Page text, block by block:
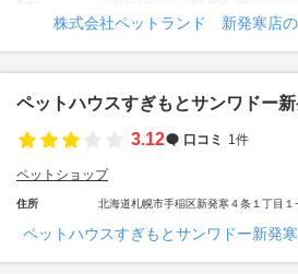
株式会社ペットランド 新発寒店の
ペットハウスすぎもとサンワドー
3.12
口コミ 1件
ペットショップ
住所 北海道札幌市手稲区新発寒４条１丁目１
ペットハウスすぎもとサンワドー新発